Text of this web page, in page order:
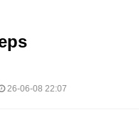
26-06-08 22:07